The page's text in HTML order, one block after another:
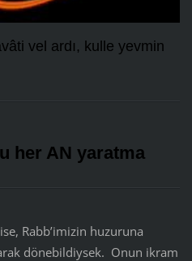
vel ardı, kulle yevmin
her AN yaratma
Rabb’imizin huzuruna
dönebildiysek. Onun ikram